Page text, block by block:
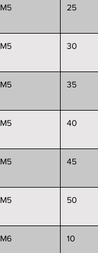
M5 25
M5 30
M5 35
M5 40
M5 45
M5 50
M6 10